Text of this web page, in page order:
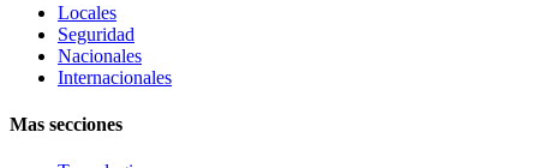
Locales
Seguridad
Nacionales
Internacionales
Mas secciones